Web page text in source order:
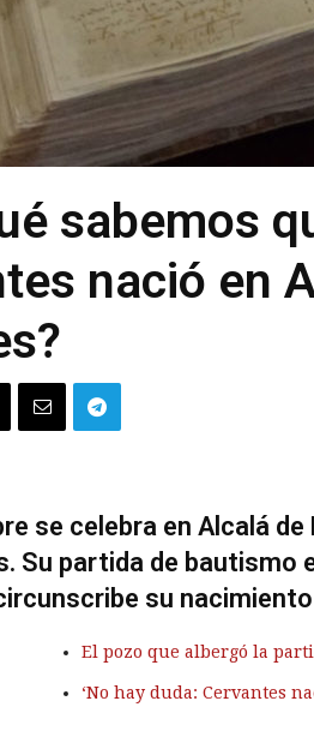
sabemos
nació en
se celebra en Alcalá
Su partida de bautismo
su
El pozo que albergó la
‘No hay duda: Cervantes